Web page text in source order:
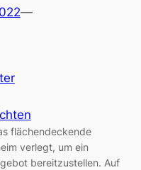
—
flächendeckende
verlegt, um ein
bereitzustellen. Auf